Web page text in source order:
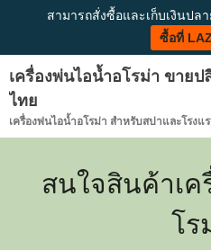
เครื่องพ่นไอน้ำอโรม่า ขาย
ไทย
เครื่องพ่นไอน้ำอโรม่า สำหรับสปาและโรงแ
สนใจสินค้าเ
โร
สามารถสั่งซื้อและเก็บเงินปล
ซื้อที่